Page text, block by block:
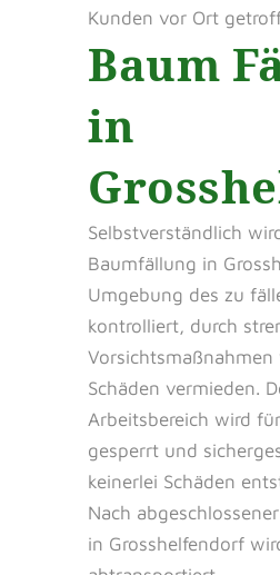
Kunden vor Ort
Baum
in
Selbstverständlich
Baumfällung in
Umgebung des zu
kontrolliert, durch
Vorsichtsmaßnahmen
Schäden vermieden.
Arbeitsbereich wird
gesperrt und
keinerlei Schäden
Nach
in Grosshelfendorf